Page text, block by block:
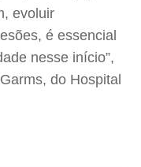
evoluir
é essencial
nesse início”,
do Hospital